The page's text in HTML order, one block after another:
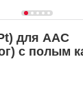
для ААС
с полым